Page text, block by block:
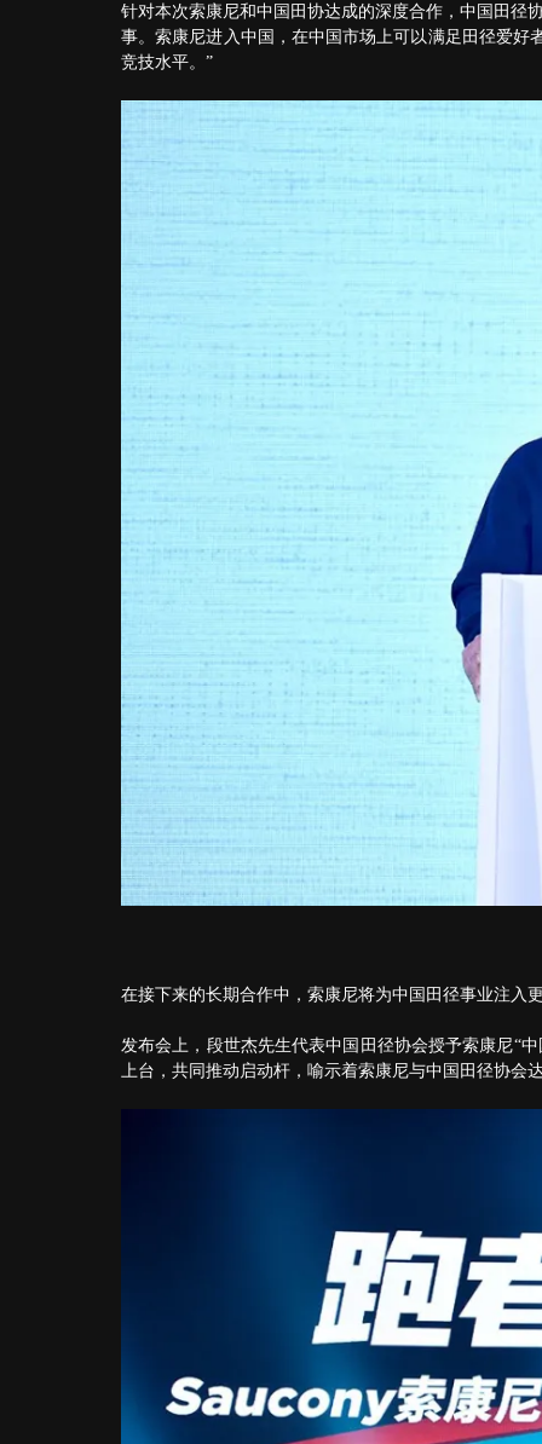
针对本次索康尼和中国田协达成的深度合作，中国田径
事。索康尼进入中国，在中国市场上可以满足田径爱
竞技水平。”
在接下来的长期合作中，索康尼将为中国田径事业注入
发布会上，段世杰先生代表中国田径协会授予索康尼“
上台，共同推动启动杆，喻示着索康尼与中国田径协会